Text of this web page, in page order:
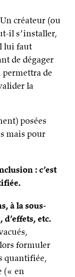
Un créateur (ou
il s’installer,
lui faut
de dégager
de
la
posées
mais pour
: c’est
à la sous-
etc.
formuler
quantifiée,
(« en